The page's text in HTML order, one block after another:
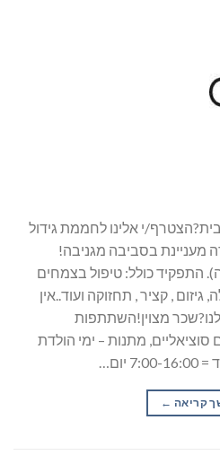
י אלינו לחממת גידול
מעניינת בסביבה מגניבה!
התפקיד כולל: טיפול בצמחים
, קציר , תחזוקה ועוד..אין
מצוין!השתתפות
מתנות – ימי הולדת
קריאה →